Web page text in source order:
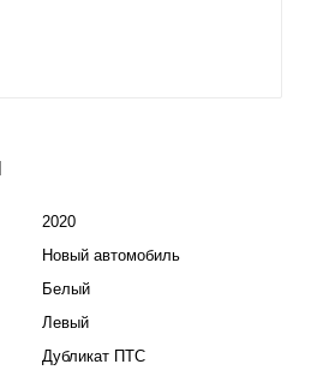
2020
Новый автомобиль
Белый
Левый
Дубликат ПТС